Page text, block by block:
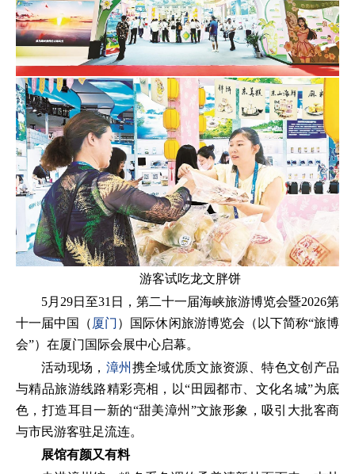
游客试吃龙文胖饼
5月29日至31日，第二十一届海峡旅游博览会暨2026第
十一届中国（ 厦门 ）国际休闲旅游博览会（以下简称“旅博
会”）在厦门国际会展中心启幕。
活动现场， 漳州 携全域优质文旅资源、特色文创产品
与精品旅游线路精彩亮相，以“田园都市、文化名城”为底
色，打造耳目一新的“甜美漳州”文旅形象，吸引大批客商
与市民游客驻足流连。
展馆有颜又有料